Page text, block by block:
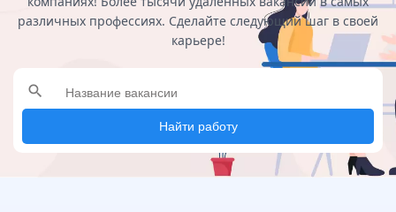
различных профессиях. Сделайте следующий шаг в своей
карьере!
search
Найти работу